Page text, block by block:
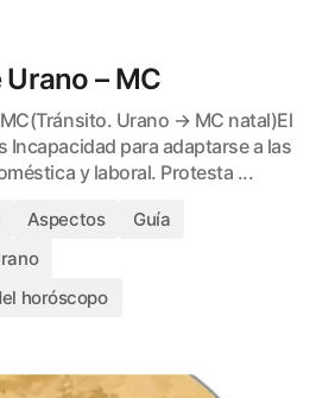
– MC
Urano → MC natal)El
para adaptarse a las
y laboral. Protesta ...
Aspectos
Guía
horóscopo